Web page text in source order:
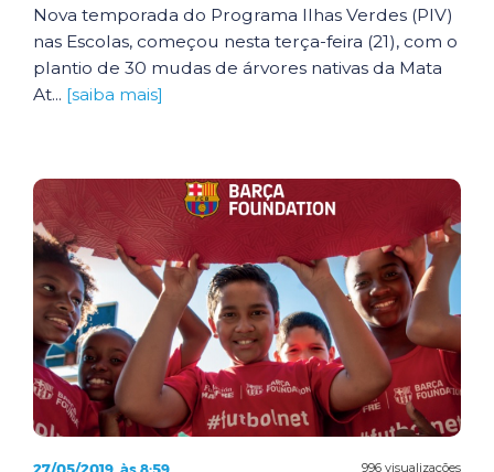
Nova temporada do Programa Ilhas Verdes (PIV)
nas Escolas, começou nesta terça-feira (21), com o
plantio de 30 mudas de árvores nativas da Mata
At... [saiba mais]
996 visualizações
27/05/2019, às 8:59